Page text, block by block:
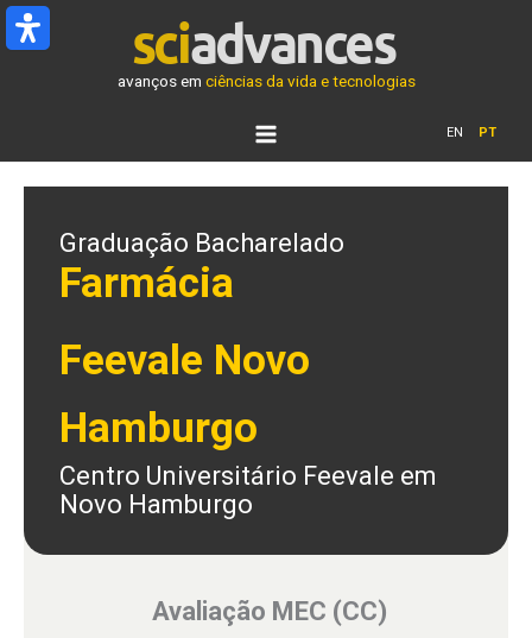
Ir
para
avanços em ciências da vida e tecnologias
EN PT
Graduação Bacharelado
Farmácia
Feevale Novo
Hamburgo
Centro Universitário Feevale em
Novo Hamburgo
Avaliação MEC (CC)